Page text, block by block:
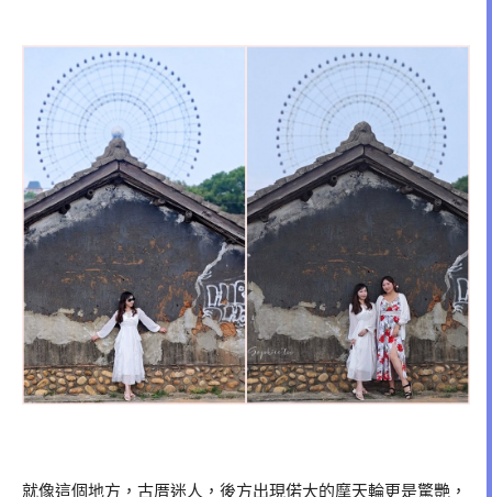
就像這個地方，古厝迷人，後方出現偌大的摩天輪更是驚艷，